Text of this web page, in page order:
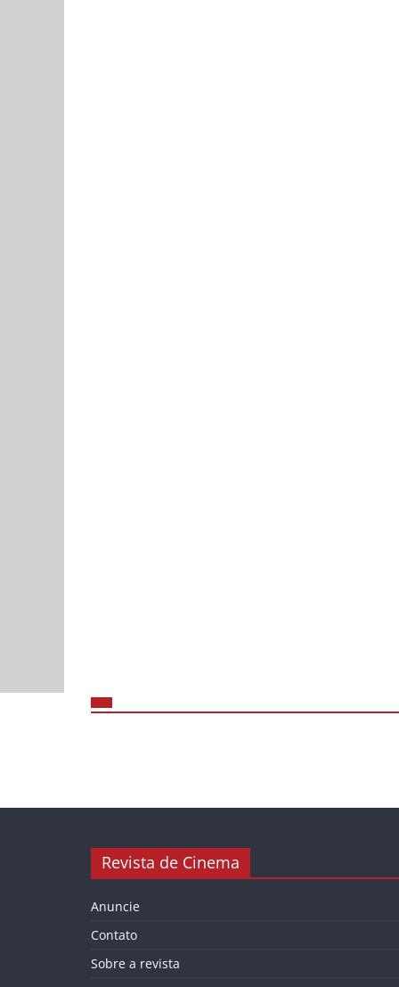
Revista de Cinema
Anuncie
Contato
Sobre a revista